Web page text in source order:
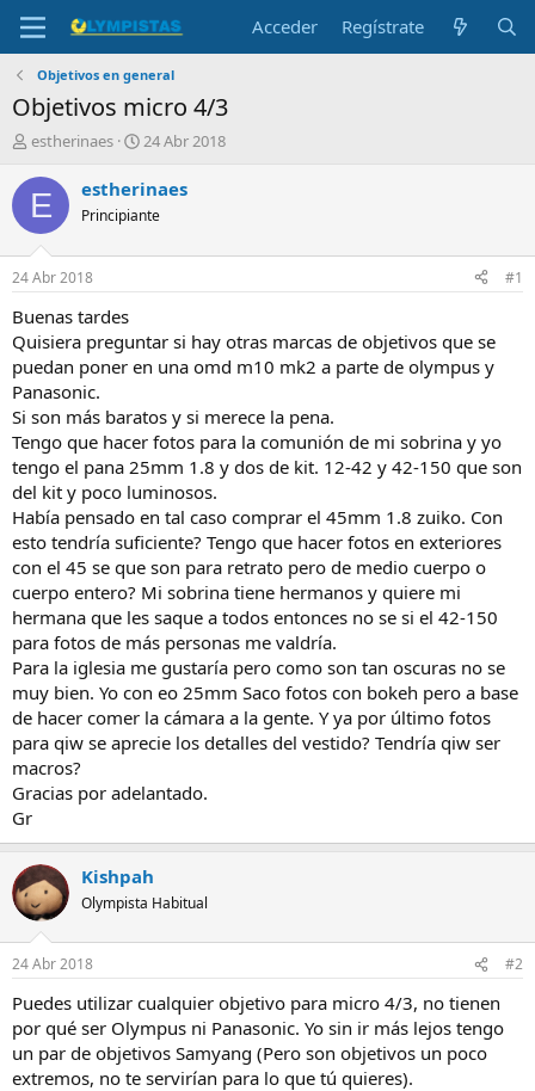
Acceder Regístrate
Objetivos en general
Objetivos micro 4/3
I
i
c
a
d
o
r
d
e
l
t
e
m
a
estherinaes
F
c
a
i
c
i
24 Abr 2018
E estherinaes
Principiante
24 Abr 2018 #1
Buenas tardes
Quisiera preguntar si hay otras marcas de objetivos que se
puedan poner en una omd m10 mk2 a parte de olympus y
Panasonic.
Si son más baratos y si merece la pena.
Tengo que hacer fotos para la comunión de mi sobrina y yo
tengo el pana 25mm 1.8 y dos de kit. 12-42 y 42-150 que son
del kit y poco luminosos.
Había pensado en tal caso comprar el 45mm 1.8 zuiko. Con
esto tendría suficiente? Tengo que hacer fotos en exteriores
con el 45 se que son para retrato pero de medio cuerpo o
cuerpo entero? Mi sobrina tiene hermanos y quiere mi
hermana que les saque a todos entonces no se si el 42-150
para fotos de más personas me valdría.
Para la iglesia me gustaría pero como son tan oscuras no se
muy bien. Yo con eo 25mm Saco fotos con bokeh pero a base
de hacer comer la cámara a la gente. Y ya por último fotos
para qiw se aprecie los detalles del vestido? Tendría qiw ser
macros?
Gracias por adelantado.
Gr
Kishpah
Olympista Habitual
24 Abr 2018 #2
Puedes utilizar cualquier objetivo para micro 4/3, no tienen
por qué ser Olympus ni Panasonic. Yo sin ir más lejos tengo
un par de objetivos Samyang (Pero son objetivos un poco
extremos, no te servirían para lo que tú quieres).